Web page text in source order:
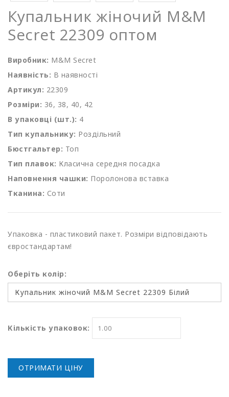
Купальник жіночий M&M
Secret 22309 оптом
Виробник: M&M Secret
Наявність: В наявності
Артикул: 22309
Розміри: 36, 38, 40, 42
В упаковці (шт.): 4
Тип купальнику: Роздільний
Бюстгальтер: Топ
Тип плавок: Класична середня посадка
Наповнення чашки: Поролонова вставка
Тканина: Соти
Упаковка - пластиковий пакет. Розміри відповідають
євростандартам!
Оберіть колір:
Кількість упаковок:
ОТРИМАТИ ЦІНУ